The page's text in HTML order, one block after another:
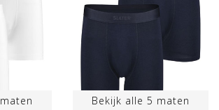
maten Bekijk alle 5 maten